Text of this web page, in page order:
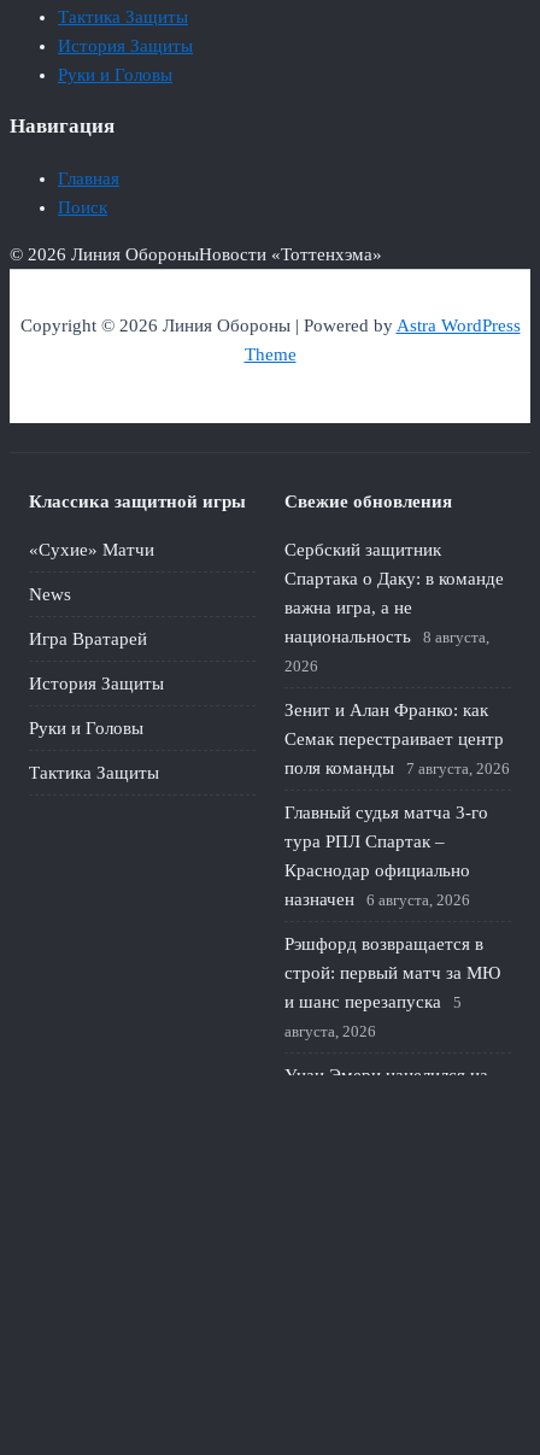
Тактика Защиты
История Защиты
Руки и Головы
Навигация
Главная
Поиск
© 2026 Линия ОбороныНовости «Тоттенхэма»
Copyright © 2026 Линия Обороны | Powered byAstra WordPress
Theme
Классика защитной игры
«Сухие» Матчи
News
Игра Вратарей
История Защиты
Руки и Головы
Тактика Защиты
Свежие обновления
Сербский защитник
Спартака о Даку: в команде
важна игра, а не
национальность
8 августа,
2026
Зенит и Алан Франко: как
Семак перестраивает центр
поля команды
7 августа, 2026
Главный судья матча 3-го
тура РПЛ Спартак –
Краснодар официально
назначен
6 августа, 2026
Рэшфорд возвращается в
строй: первый матч за МЮ
и шанс перезапуска
5
августа, 2026
Унаи Эмери нацелился на